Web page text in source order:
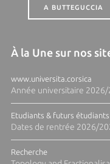
A BUTTEGUCCIA
À la Une sur nos
www.universita.corsica
Année universitaire
Etudiants & futurs étudiants
Dates de rentrée 2026/
Recherche